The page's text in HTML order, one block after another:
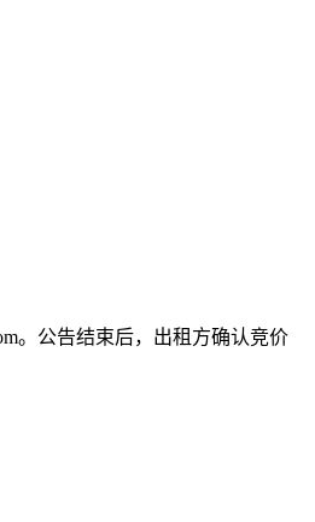
。公告结束后，出租方确认竞价